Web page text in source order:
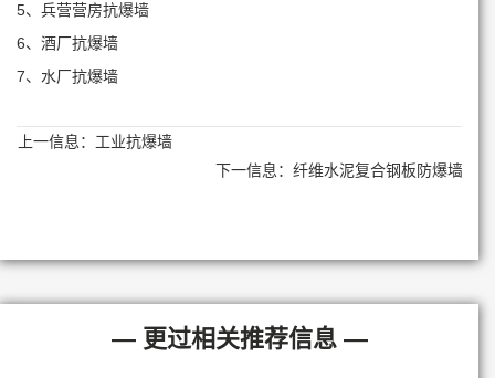
5、兵营营房抗爆墙
6、酒厂抗爆墙
7、水厂抗爆墙
上一信息： 工业抗爆墙
下一信息：纤维水泥复合钢板防爆墙
— 更过相关推荐信息 —